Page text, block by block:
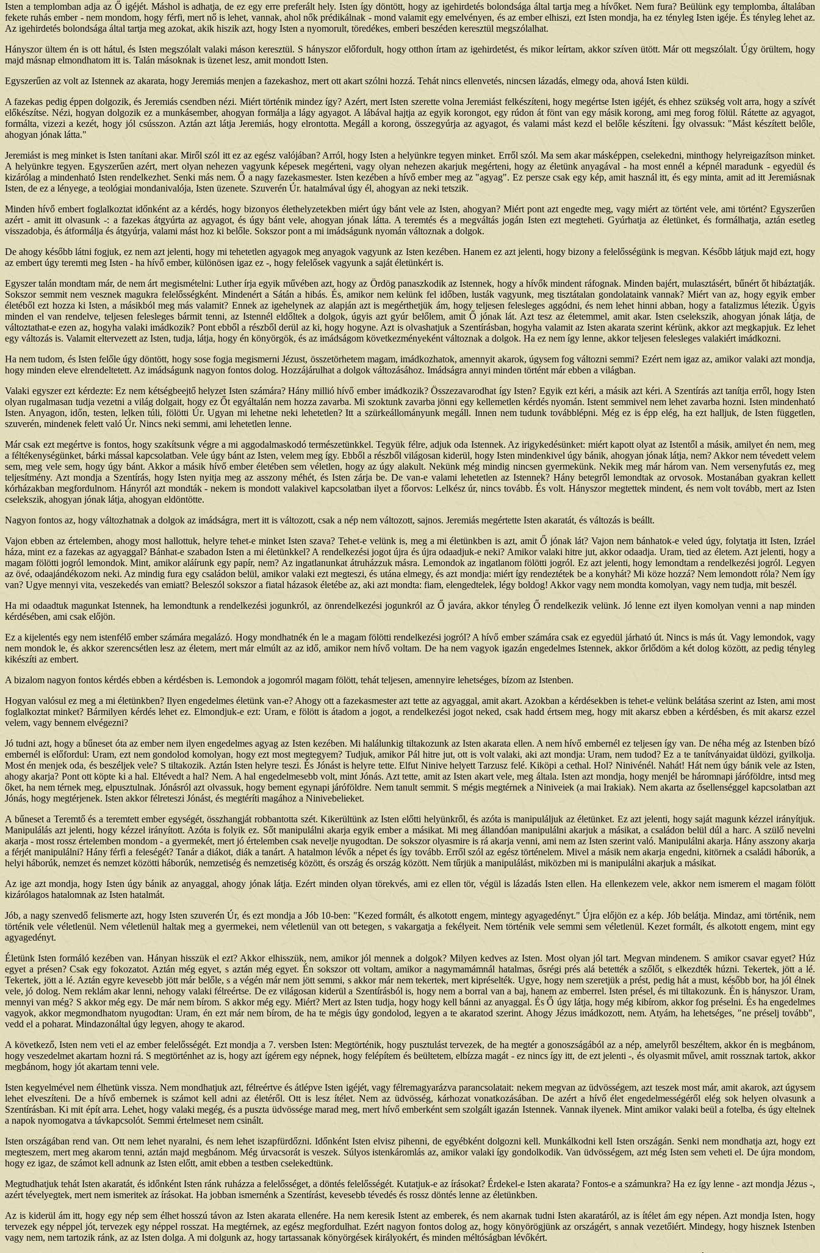
Isten a templomban adja az Ő igéjét. Máshol is adhatja, de ez egy erre preferált hely. Isten így döntött, hogy az igehirdetés bolondsága által tartja meg a hívőket. Nem fura? Beülünk egy templomba, általában
fekete ruhás ember - nem mondom, hogy férfi, mert nő is lehet, vannak, ahol nők prédikálnak - mond valamit egy emelvényen, és az ember elhiszi, ezt Isten mondja, ha ez tényleg Isten igéje. És tényleg lehet az.
Az igehirdetés bolondsága által tartja meg azokat, akik hiszik azt, hogy Isten a nyomorult, töredékes, emberi beszéden keresztül megszólalhat.
Hányszor ültem én is ott hátul, és Isten megszólalt valaki máson keresztül. S hányszor előfordult, hogy otthon írtam az igehirdetést, és mikor leírtam, akkor szíven ütött. Már ott megszólalt. Úgy örültem, hogy
majd másnap elmondhatom itt is. Talán másoknak is üzenet lesz, amit mondott Isten.
Egyszerűen az volt az Istennek az akarata, hogy Jeremiás menjen a fazekashoz, mert ott akart szólni hozzá. Tehát nincs ellenvetés, nincsen lázadás, elmegy oda, ahová Isten küldi.
A fazekas pedig éppen dolgozik, és Jeremiás csendben nézi. Miért történik mindez így? Azért, mert Isten szerette volna Jeremiást felkészíteni, hogy megértse Isten igéjét, és ehhez szükség volt arra, hogy a szívét
előkészítse. Nézi, hogyan dolgozik ez a munkásember, ahogyan formálja a lágy agyagot. A lábával hajtja az egyik korongot, egy rúdon át fönt van egy másik korong, ami meg forog fölül. Rátette az agyagot,
formálta, vizezi a kezét, hogy jól csússzon. Aztán azt látja Jeremiás, hogy elrontotta. Megáll a korong, összegyúrja az agyagot, és valami mást kezd el belőle készíteni. Így olvassuk: "Mást készített belőle,
ahogyan jónak látta."
Jeremiást is meg minket is Isten tanítani akar. Miről szól itt ez az egész valójában? Arról, hogy Isten a helyünkre tegyen minket. Erről szól. Ma sem akar másképpen, cselekedni, minthogy helyreigazítson minket.
A helyünkre tegyen. Egyszerűen azért, mert olyan nehezen vagyunk képesek megérteni, vagy olyan nehezen akarjuk megérteni, hogy az életünk anyagával - ha most ennél a képnél maradunk - egyedül és
kizárólag a mindenható Isten rendelkezhet. Senki más nem. Ő a nagy fazekasmester. Isten kezében a hívő ember meg az "agyag". Ez persze csak egy kép, amit használ itt, és egy minta, amit ad itt Jeremiásnak
Isten, de ez a lényege, a teológiai mondanivalója, Isten üzenete. Szuverén Úr. hatalmával úgy él, ahogyan az neki tetszik.
Minden hívő embert foglalkoztat időnként az a kérdés, hogy bizonyos élethelyzetekben miért úgy bánt vele az Isten, ahogyan? Miért pont azt engedte meg, vagy miért az történt vele, ami történt? Egyszerűen
azért - amit itt olvasunk -: a fazekas átgyúrta az agyagot, és úgy bánt vele, ahogyan jónak látta. A teremtés és a megváltás jogán Isten ezt megteheti. Gyúrhatja az életünket, és formálhatja, aztán esetleg
visszadobja, és átformálja és átgyúrja, valami mást hoz ki belőle. Sokszor pont a mi imádságunk nyomán változnak a dolgok.
De ahogy később látni fogjuk, ez nem azt jelenti, hogy mi tehetetlen agyagok meg anyagok vagyunk az Isten kezében. Hanem ez azt jelenti, hogy bizony a felelősségünk is megvan. Később látjuk majd ezt, hogy
az embert úgy teremti meg Isten - ha hívő ember, különösen igaz ez -, hogy felelősek vagyunk a saját életünkért is.
Egyszer talán mondtam már, de nem árt megismételni: Luther írja egyik művében azt, hogy az Ördög panaszkodik az Istennek, hogy a hívők mindent ráfognak. Minden bajért, mulasztásért, bűnért őt hibáztatják.
Sokszor semmit nem vesznek magukra felelősségként. Mindenért a Sátán a hibás. És, amikor nem kelünk fel időben, lusták vagyunk, meg tisztátalan gondolataink vannak? Miért van az, hogy egyik ember
életéből ezt hozza ki Isten, a másikból meg más valamit? Ennek az igehelynek az alapján azt is megérthetjük ám, hogy teljesen felesleges aggódni, és nem lehet hinni abban, hogy a fatalizmus létezik. Úgyis
minden el van rendelve, teljesen felesleges bármit tenni, az Istennél eldőltek a dolgok, úgyis azt gyúr belőlem, amit Ő jónak lát. Azt tesz az életemmel, amit akar. Isten cselekszik, ahogyan jónak látja, de
változtathat-e ezen az, hogyha valaki imádkozik? Pont ebből a részből derül az ki, hogy hogyne. Azt is olvashatjuk a Szentírásban, hogyha valamit az Isten akarata szerint kérünk, akkor azt megkapjuk. Ez lehet
egy változás is. Valamit eltervezett az Isten, tudja, látja, hogy én könyörgök, és az imádságom következményeként változnak a dolgok. Ha ez nem így lenne, akkor teljesen felesleges valakiért imádkozni.
Ha nem tudom, és Isten felőle úgy döntött, hogy sose fogja megismerni Jézust, összetörhetem magam, imádkozhatok, amennyit akarok, úgysem fog változni semmi? Ezért nem igaz az, amikor valaki azt mondja,
hogy minden eleve elrendeltetett. Az imádságunk nagyon fontos dolog. Hozzájárulhat a dolgok változásához. Imádságra annyi minden történt már ebben a világban.
Valaki egyszer ezt kérdezte: Ez nem kétségbeejtő helyzet Isten számára? Hány millió hívő ember imádkozik? Összezavarodhat így Isten? Egyik ezt kéri, a másik azt kéri. A Szentírás azt tanítja erről, hogy Isten
olyan rugalmasan tudja vezetni a világ dolgait, hogy ez Őt egyáltalán nem hozza zavarba. Mi szoktunk zavarba jönni egy kellemetlen kérdés nyomán. Istent semmivel nem lehet zavarba hozni. Isten mindenható
Isten. Anyagon, időn, testen, lelken túli, fölötti Úr. Ugyan mi lehetne neki lehetetlen? Itt a szürkeállományunk megáll. Innen nem tudunk továbblépni. Még ez is épp elég, ha ezt halljuk, de Isten független,
szuverén, mindenek felett való Úr. Nincs neki semmi, ami lehetetlen lenne.
Már csak ezt megértve is fontos, hogy szakítsunk végre a mi aggodalmaskodó természetünkkel. Tegyük félre, adjuk oda Istennek. Az irigykedésünket: miért kapott olyat az Istentől a másik, amilyet én nem, meg
a féltékenységünket, bárki mással kapcsolatban. Vele úgy bánt az Isten, velem meg így. Ebből a részből világosan kiderül, hogy Isten mindenkivel úgy bánik, ahogyan jónak látja, nem? Akkor nem tévedett velem
sem, meg vele sem, hogy úgy bánt. Akkor a másik hívő ember életében sem véletlen, hogy az úgy alakult. Nekünk még mindig nincsen gyermekünk. Nekik meg már három van. Nem versenyfutás ez, meg
teljesítmény. Azt mondja a Szentírás, hogy Isten nyitja meg az asszony méhét, és Isten zárja be. De van-e valami lehetetlen az Istennek? Hány betegről lemondtak az orvosok. Mostanában gyakran kellett
kórházakban megfordulnom. Hányról azt mondták - nekem is mondott valakivel kapcsolatban ilyet a főorvos: Lelkész úr, nincs tovább. És volt. Hányszor megtettek mindent, és nem volt tovább, mert az Isten
cselekszik, ahogyan jónak látja, ahogyan eldöntötte.
Nagyon fontos az, hogy változhatnak a dolgok az imádságra, mert itt is változott, csak a nép nem változott, sajnos. Jeremiás megértette Isten akaratát, és változás is beállt.
Vajon ebben az értelemben, ahogy most hallottuk, helyre tehet-e minket Isten szava? Tehet-e velünk is, meg a mi életünkben is azt, amit Ő jónak lát? Vajon nem bánhatok-e veled úgy, folytatja itt Isten, Izráel
háza, mint ez a fazekas az agyaggal? Bánhat-e szabadon Isten a mi életünkkel? A rendelkezési jogot újra és újra odaadjuk-e neki? Amikor valaki hitre jut, akkor odaadja. Uram, tied az életem. Azt jelenti, hogy a
magam fölötti jogról lemondok. Mint, amikor aláírunk egy papír, nem? Az ingatlanunkat átruházzuk másra. Lemondok az ingatlanom fölötti jogról. Ez azt jelenti, hogy lemondtam a rendelkezési jogról. Legyen
az övé, odaajándékozom neki. Az mindig fura egy családon belül, amikor valaki ezt megteszi, és utána elmegy, és azt mondja: miért így rendeztétek be a konyhát? Mi köze hozzá? Nem lemondott róla? Nem így
van? Ugye mennyi vita, veszekedés van emiatt? Beleszól sokszor a fiatal házasok életébe az, aki azt mondta: fiam, elengedtelek, légy boldog! Akkor vagy nem mondta komolyan, vagy nem tudja, mit beszél.
Ha mi odaadtuk magunkat Istennek, ha lemondtunk a rendelkezési jogunkról, az önrendelkezési jogunkról az Ő javára, akkor tényleg Ő rendelkezik velünk. Jó lenne ezt ilyen komolyan venni a nap minden
kérdésében, ami csak előjön.
Ez a kijelentés egy nem istenfélő ember számára megalázó. Hogy mondhatnék én le a magam fölötti rendelkezési jogról? A hívő ember számára csak ez egyedül járható út. Nincs is más út. Vagy lemondok, vagy
nem mondok le, és akkor szerencsétlen lesz az életem, mert már elmúlt az az idő, amikor nem hívő voltam. De ha nem vagyok igazán engedelmes Istennek, akkor őrlődöm a két dolog között, az pedig tényleg
kikészíti az embert.
A bizalom nagyon fontos kérdés ebben a kérdésben is. Lemondok a jogomról magam fölött, tehát teljesen, amennyire lehetséges, bízom az Istenben.
Hogyan valósul ez meg a mi életünkben? Ilyen engedelmes életünk van-e? Ahogy ott a fazekasmester azt tette az agyaggal, amit akart. Azokban a kérdésekben is tehet-e velünk belátása szerint az Isten, ami most
foglalkoztat minket? Bármilyen kérdés lehet ez. Elmondjuk-e ezt: Uram, e fölött is átadom a jogot, a rendelkezési jogot neked, csak hadd értsem meg, hogy mit akarsz ebben a kérdésben, és mit akarsz ezzel
velem, vagy bennem elvégezni?
Jó tudni azt, hogy a bűneset óta az ember nem ilyen engedelmes agyag az Isten kezében. Mi halálunkig tiltakozunk az Isten akarata ellen. A nem hívő embernél ez teljesen így van. De néha még az Istenben bízó
embernél is előfordul: Uram, ezt nem gondolod komolyan, hogy ezt most megtegyem? Tudjuk, amikor Pál hitre jut, ott is volt valaki, aki azt mondja: Uram, nem tudod? Ez a te tanítványaidat üldözi, gyilkolja.
Most én menjek oda, és beszéljek vele? S tiltakozik. Aztán Isten helyre teszi. És Jónást is helyre tette. Elfut Ninive helyett Tarzusz felé. Kiköpi a cethal. Hol? Ninivénél. Nahát! Hát nem úgy bánik vele az Isten,
ahogy akarja? Pont ott köpte ki a hal. Eltévedt a hal? Nem. A hal engedelmesebb volt, mint Jónás. Azt tette, amit az Isten akart vele, meg általa. Isten azt mondja, hogy menjél be háromnapi járóföldre, intsd meg
őket, ha nem térnek meg, elpusztulnak. Jónásról azt olvassuk, hogy bement egynapi járóföldre. Nem tanult semmit. S mégis megtérnek a Niniveiek (a mai Irakiak). Nem akarta az ősellenséggel kapcsolatban azt
Jónás, hogy megtérjenek. Isten akkor félreteszi Jónást, és megtéríti magához a Ninivebelieket.
A bűneset a Teremtő és a teremtett ember egységét, összhangját robbantotta szét. Kikerültünk az Isten előtti helyünkről, és azóta is manipuláljuk az életünket. Ez azt jelenti, hogy saját magunk kézzel irányítjuk.
Manipulálás azt jelenti, hogy kézzel irányított. Azóta is folyik ez. Sőt manipulálni akarja egyik ember a másikat. Mi meg állandóan manipulálni akarjuk a másikat, a családon belül dúl a harc. A szülő nevelni
akarja - most rossz értelemben mondom - a gyermekét, mert jó értelemben csak nevelje nyugodtan. De sokszor olyasmire is rá akarja venni, ami nem az Isten szerint való. Manipulálni akarja. Hány asszony akarja
a férjét manipulálni? Hány férfi a feleségét? Tanár a diákot, diák a tanárt. A hatalmon lévők a népet és így tovább. Erről szól az egész történelem. Mivel a másik nem akarja engedni, kitörnek a családi háborúk, a
helyi háborúk, nemzet és nemzet közötti háborúk, nemzetiség és nemzetiség között, és ország és ország között. Nem tűrjük a manipulálást, miközben mi is manipulálni akarjuk a másikat.
Az ige azt mondja, hogy Isten úgy bánik az anyaggal, ahogy jónak látja. Ezért minden olyan törekvés, ami ez ellen tör, végül is lázadás Isten ellen. Ha ellenkezem vele, akkor nem ismerem el magam fölött
kizárólagos hatalomnak az Isten hatalmát.
Jób, a nagy szenvedő felismerte azt, hogy Isten szuverén Úr, és ezt mondja a Jób 10-ben: "Kezed formált, és alkotott engem, mintegy agyagedényt." Újra előjön ez a kép. Jób belátja. Mindaz, ami történik, nem
történik vele véletlenül. Nem véletlenül haltak meg a gyermekei, nem véletlenül van ott betegen, s vakargatja a fekélyeit. Nem történik vele semmi sem véletlenül. Kezet formált, és alkotott engem, mint egy
agyagedényt.
Életünk Isten formáló kezében van. Hányan hisszük el ezt? Akkor elhisszük, nem, amikor jól mennek a dolgok? Milyen kedves az Isten. Most olyan jól tart. Megvan mindenem. S amikor csavar egyet? Húz
egyet a présen? Csak egy fokozatot. Aztán még egyet, s aztán még egyet. Én sokszor ott voltam, amikor a nagymamámnál hatalmas, ősrégi prés alá betették a szőlőt, s elkezdték húzni. Tekertek, jött a lé.
Tekertek, jött a lé. Aztán egyre kevesebb jött már belőle, s a végén már nem jött semmi, s akkor már nem tekertek, mert kipréselték. Ugye, hogy nem szeretjük a prést, pedig hát a must, később bor, ha jól élnek
vele, jó dolog. Nem reklám akar lenni, nehogy valaki félreértse. De ez világosan kiderül a Szentírásból is, hogy nem a borral van a baj, hanem az emberrel. Isten présel, és mi tiltakozunk. Én is hányszor. Uram,
mennyi van még? S akkor még egy. De már nem bírom. S akkor még egy. Miért? Mert az Isten tudja, hogy hogy kell bánni az anyaggal. És Ő úgy látja, hogy még kibírom, akkor fog préselni. És ha engedelmes
vagyok, akkor megmondhatom nyugodtan: Uram, én ezt már nem bírom, de ha te mégis úgy gondolod, legyen a te akaratod szerint. Ahogy Jézus imádkozott, nem. Atyám, ha lehetséges, "ne préselj tovább",
vedd el a poharat. Mindazonáltal úgy legyen, ahogy te akarod.
A következő, Isten nem veti el az ember felelősségét. Ezt mondja a 7. versben Isten: Megtörténik, hogy pusztulást tervezek, de ha megtér a gonoszságából az a nép, amelyről beszéltem, akkor én is megbánom,
hogy veszedelmet akartam hozni rá. S megtörténhet az is, hogy azt ígérem egy népnek, hogy felépítem és beültetem, elbízza magát - ez nincs így itt, de ezt jelenti -, és olyasmit művel, amit rossznak tartok, akkor
megbánom, hogy jót akartam tenni vele.
Isten kegyelmével nem élhetünk vissza. Nem mondhatjuk azt, félreértve és átlépve Isten igéjét, vagy félremagyarázva parancsolatait: nekem megvan az üdvösségem, azt teszek most már, amit akarok, azt úgysem
lehet elveszíteni. De a hívő embernek is számot kell adni az életéről. Ott is lesz ítélet. Nem az üdvösség, kárhozat vonatkozásában. De azért a hívő élet engedelmességéről elég sok helyen olvasunk a
Szentírásban. Ki mit épít arra. Lehet, hogy valaki megég, és a puszta üdvössége marad meg, mert hívő emberként sem szolgált igazán Istennek. Vannak ilyenek. Mint amikor valaki beül a fotelba, és úgy eltelnek
a napok nyomogatva a távkapcsolót. Semmi értelmeset nem csinált.
Isten országában rend van. Ott nem lehet nyaralni, és nem lehet iszapfürdőzni. Időnként Isten elvisz pihenni, de egyébként dolgozni kell. Munkálkodni kell Isten országán. Senki nem mondhatja azt, hogy ezt
megteszem, mert meg akarom tenni, aztán majd megbánom. Még úrvacsorát is veszek. Súlyos istenkáromlás az, amikor valaki így gondolkodik. Van üdvösségem, azt még Isten sem veheti el. De újra mondom,
hogy ez igaz, de számot kell adnunk az Isten előtt, amit ebben a testben cselekedtünk.
Megtudhatjuk tehát Isten akaratát, és időnként Isten ránk ruházza a felelősséget, a döntés felelősségét. Kutatjuk-e az írásokat? Érdekel-e Isten akarata? Fontos-e a számunkra? Ha ez így lenne - azt mondja Jézus -,
azért tévelyegtek, mert nem ismeritek az írásokat. Ha jobban ismernénk a Szentírást, kevesebb tévedés és rossz döntés lenne az életünkben.
Az is kiderül ám itt, hogy egy nép sem élhet hosszú távon az Isten akarata ellenére. Ha nem keresik Istent az emberek, és nem akarnak tudni Isten akaratáról, az is ítélet ám egy népen. Azt mondja Isten, hogy
tervezek egy néppel jót, tervezek egy néppel rosszat. Ha megtérnek, az egész megfordulhat. Ezért nagyon fontos dolog az, hogy könyörögjünk az országért, s annak vezetőiért. Mindegy, hogy hisznek Istenben
vagy nem, nem tartozik ránk, az az Isten dolga. A mi dolgunk az, hogy tartassanak könyörgések királyokért, és minden méltóságban lévőkért.